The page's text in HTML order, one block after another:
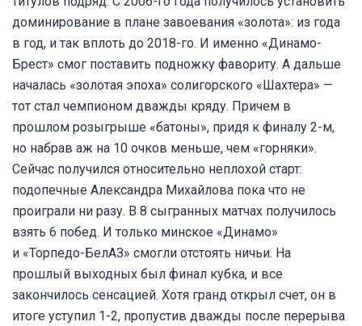
доминирование в плане завоевания «золота»: из года
в год, и так вплоть до 2018-го. И именно «Динамо-
Брест» смог поставить подножку фавориту. А дальше
началась «золотая эпоха» солигорского «Шахтера» —
тот стал чемпионом дважды кряду. Причем в
прошлом розыгрыше «батоны», придя к финалу 2-м,
но набрав аж на 10 очков меньше, чем «горняки».
Сейчас получился относительно неплохой старт:
подопечные Александра Михайлова пока что не
проиграли ни разу. В 8 сыгранных матчах получилось
взять 6 побед. И только минское «Динамо»
и «Торпедо-БелАЗ» смогли отстоять ничьи. На
прошлый выходных был финал кубка, и все
закончилось сенсацией. Хотя гранд открыл счет, он в
итоге уступил 1-2, пропустив дважды после перерыва